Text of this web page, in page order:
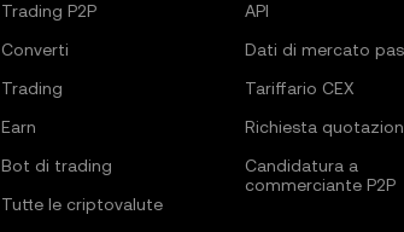
Trading P2P
Converti
Trading
Earn
Bot di trading
Tutte le criptovalute
API
Dati di mercato
Tariffario CEX
Richiesta
Candidatura a
commerciante P2P